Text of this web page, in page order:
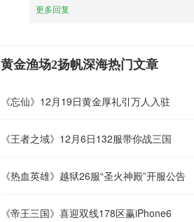
更多回复
黄金渔场2扬帆深海热门文章
《忘仙》12月19日黄金厚礼引万人入驻
《王者之域》12月6日132服带你战三国
《热血英雄》越狱26服“圣火神殿”开服公告
《帝王三国》喜迎双线178区赢iPhone6